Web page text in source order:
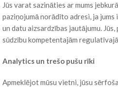
Jūs varat sazināties ar mums
paziņojumā norādīto adresi, ja
un datu aizsardzības jautājumu.
sūdzību kompetentajām
Analytics un trešo pušu rīki
Apmeklējot mūsu vietni, jūsu